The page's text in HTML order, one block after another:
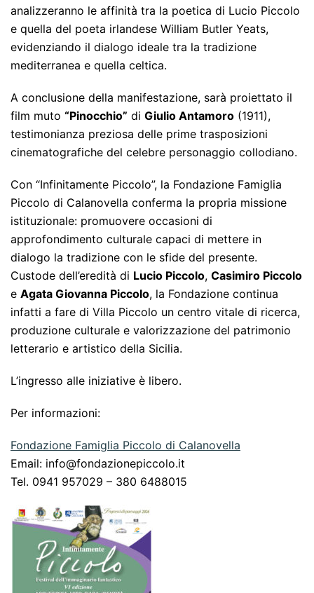
analizzeranno le affinità tra la poetica di Lucio Piccolo
e quella del poeta irlandese William Butler Yeats,
evidenziando il dialogo ideale tra la tradizione
mediterranea e quella celtica.
A conclusione della manifestazione, sarà proiettato il
film muto “Pinocchio” di Giulio Antamoro (1911),
testimonianza preziosa delle prime trasposizioni
cinematografiche del celebre personaggio collodiano.
Con “Infinitamente Piccolo”, la Fondazione Famiglia
Piccolo di Calanovella conferma la propria missione
istituzionale: promuovere occasioni di
approfondimento culturale capaci di mettere in
dialogo la tradizione con le sfide del presente.
Custode dell’eredità di Lucio Piccolo, Casimiro Piccolo
e Agata Giovanna Piccolo, la Fondazione continua
infatti a fare di Villa Piccolo un centro vitale di ricerca,
produzione culturale e valorizzazione del patrimonio
letterario e artistico della Sicilia.
L’ingresso alle iniziative è libero.
Per informazioni:
Fondazione Famiglia Piccolo di Calanovella
Email: info@fondazionepiccolo.it
Tel. 0941 957029 – 380 6488015